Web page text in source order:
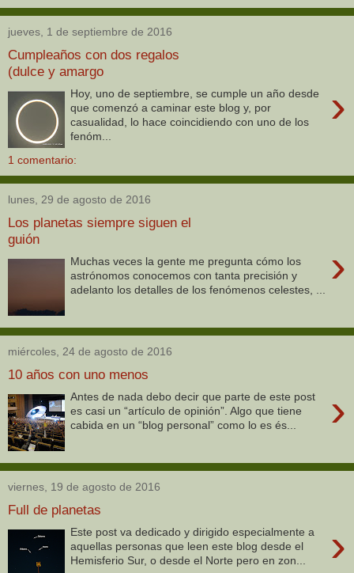
jueves, 1 de septiembre de 2016
Cumpleaños con dos regalos
(dulce y amargo
›
Hoy, uno de septiembre, se cumple un año desde
que comenzó a caminar este blog y, por
casualidad, lo hace coincidiendo con uno de los
fenóm...
1 comentario:
lunes, 29 de agosto de 2016
Los planetas siempre siguen el
guión
›
Muchas veces la gente me pregunta cómo los
astrónomos conocemos con tanta precisión y
adelanto los detalles de los fenómenos celestes, ...
miércoles, 24 de agosto de 2016
10 años con uno menos
›
Antes de nada debo decir que parte de este post
es casi un “artículo de opinión”. Algo que tiene
cabida en un “blog personal” como lo es és...
viernes, 19 de agosto de 2016
Full de planetas
›
Este post va dedicado y dirigido especialmente a
aquellas personas que leen este blog desde el
Hemisferio Sur, o desde el Norte pero en zon...